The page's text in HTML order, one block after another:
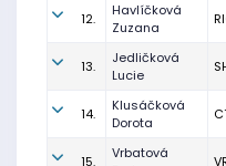
12.
Havlíčková
Zuzana
13.
Jedličková
Lucie
14.
Klusáčková
Dorota
15.
Vrbatová